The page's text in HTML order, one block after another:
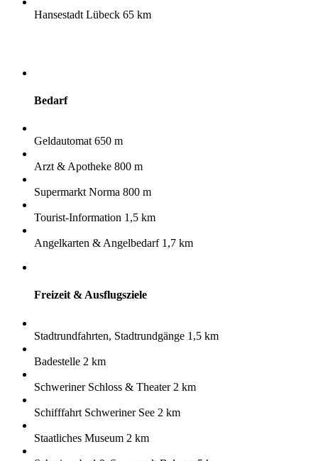
Hansestadt Lübeck 65 km
Bedarf
Geldautomat 650 m
Arzt & Apotheke 800 m
Supermarkt Norma 800 m
Tourist-Information 1,5 km
Angelkarten & Angelbedarf 1,7 km
Freizeit & Ausflugsziele
Stadtrundfahrten, Stadtrundgänge 1,5 km
Badestelle 2 km
Schweriner Schloss & Theater 2 km
Schifffahrt Schweriner See 2 km
Staatliches Museum 2 km